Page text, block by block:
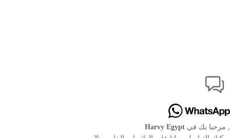
, مرحبا بك في Harvy Egypt